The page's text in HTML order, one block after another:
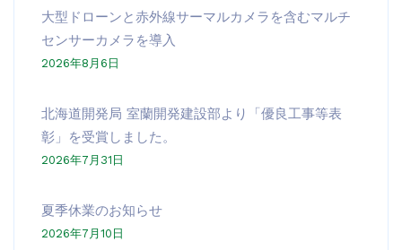
大型ドローンと赤外線サーマルカメラを含むマルチ
センサーカメラを導入
2026年8月6日
北海道開発局 室蘭開発建設部より「優良工事等表
彰」を受賞しました。
2026年7月31日
夏季休業のお知らせ
2026年7月10日